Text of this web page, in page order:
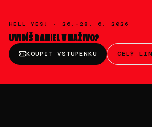
HELL YES! · 26.–28. 6. 2026
UVIDÍŠDANIEL VNAŽIVO?
KOUPIT VSTUPENKU CELÝ